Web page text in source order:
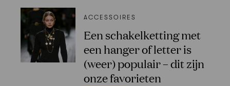
ACCESSOIRES
Een schakelketting met
een hanger of letter is
(weer) populair – dit zijn
onze favorieten